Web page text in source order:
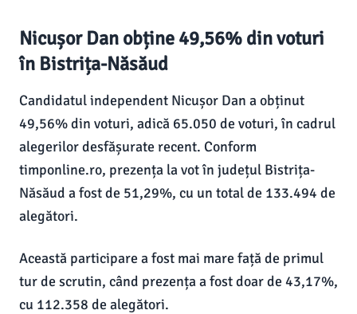
Nicușor Dan obține 49,56% din voturi
în Bistrița-Năsăud
Candidatul independent Nicușor Dan a obținut
49,56% din voturi, adică 65.050 de voturi, în cadrul
alegerilor desfășurate recent. Conform
timponline.ro, prezența la vot în județul Bistrița-
Năsăud a fost de 51,29%, cu un total de 133.494 de
alegători.
Această participare a fost mai mare față de primul
tur de scrutin, când prezența a fost doar de 43,17%,
cu 112.358 de alegători.